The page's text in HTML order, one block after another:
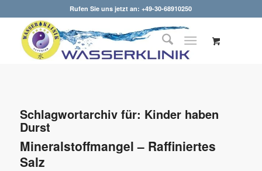
Rufen Sie uns jetzt an: +49-30-68910250
Schlagwortarchiv für: Kinder haben
Durst
Mineralstoffmangel – Raffiniertes
Salz